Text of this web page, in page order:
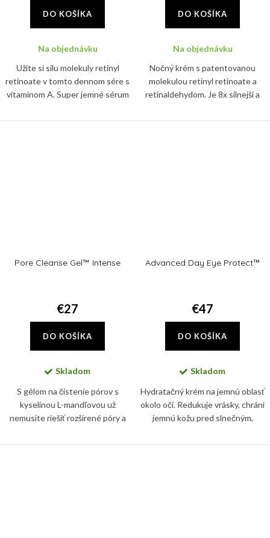
DO KOŠÍKA
Na objednávku
Užite si silu molekuly retinyl
retinoate v tomto dennom sére s
vitamínom A. Super jemné sérum
DO KOŠÍKA
Na objednávku
Nočný krém s patentovanou
molekulou retinyl retinoate a
retinaldehydom. Je 8x silnejší a
Pore Cleanse Gel™ Intense
€27
DO KOŠÍKA
Skladom
S gélom na čistenie pórov s
kyselinou L-mandľovou už
nemusíte riešiť rozšírené póry a
Advanced Day Eye Protect™
€47
DO KOŠÍKA
Skladom
Hydratačný krém na jemnú oblasť
okolo očí. Redukuje vrásky, chráni
jemnú kožu pred slnečným,